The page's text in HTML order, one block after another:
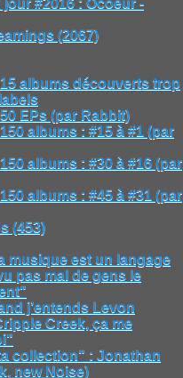
#2016 : Ocoeur -
(2067)
15 albums découverts trop
EPs (par Rabbit)
albums : #15 à #1 (par
albums : #30 à #16 (par
albums : #45 à #31 (par
(453)
musique est un langage
pas mal de gens le
j’entends Levon
Creek, ça me
collection" : Jonathan
new Noise)